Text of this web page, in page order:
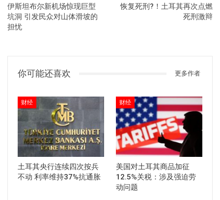
伊斯坦布尔新机场惊现巨型
坑洞 引发民众对山体滑坡的
担忧
恢复死刑?！土耳其再次点燃
死刑激辩
你可能还喜欢 更多作者
财经
土耳其央行连续四次按兵
不动 利率维持37%抗通胀
财经
美国对土耳其商品加征
12.5%关税：涉及强迫劳
动问题